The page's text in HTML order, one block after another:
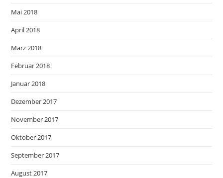
Mai 2018
April 2018
März 2018
Februar 2018
Januar 2018
Dezember 2017
November 2017
Oktober 2017
September 2017
August 2017